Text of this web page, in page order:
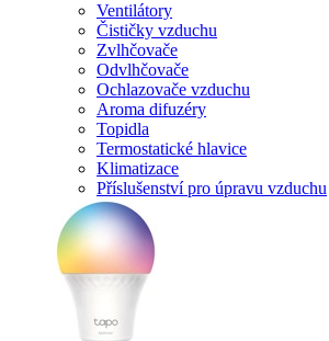
Ventilátory
Čističky vzduchu
Zvlhčovače
Odvlhčovače
Ochlazovače vzduchu
Aroma difuzéry
Topidla
Termostatické hlavice
Klimatizace
Příslušenství pro úpravu vzduchu